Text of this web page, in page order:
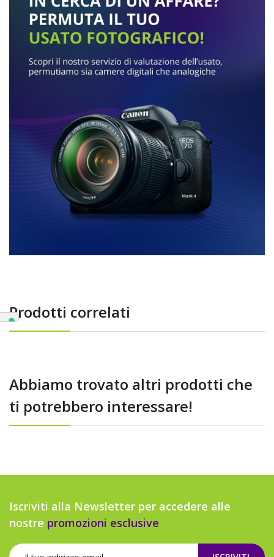
Prodotti correlati
Abbiamo trovato altri prodotti che
ti potrebbero interessare!
Iscriviti alla Newsletter per accedere alle
nostre promozioni esclusive